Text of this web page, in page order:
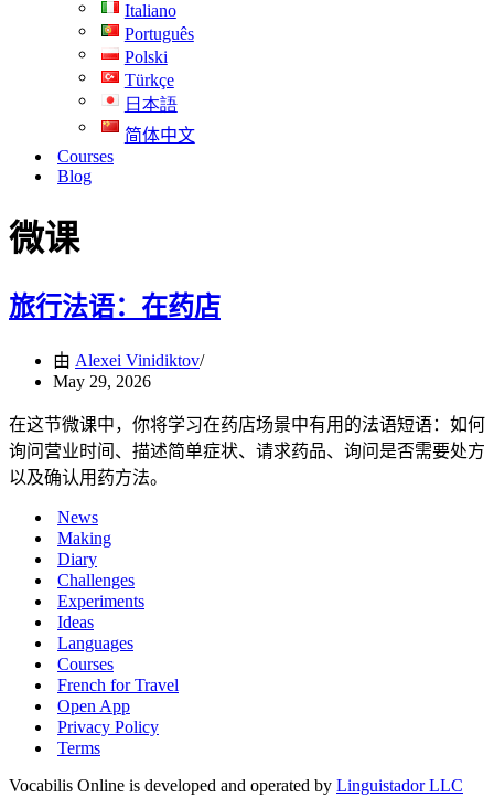
Italiano
Português
Polski
Türkçe
日本語
简体中文
Courses
Blog
微课
旅行法语：在药店
由 Alexei Vinidiktov
May 29, 2026
在这节微课中，你将学习在药店场景中有用的法语短语：如何
询问营业时间、描述简单症状、请求药品、询问是否需要处方
以及确认用药方法。
News
Making
Diary
Challenges
Experiments
Ideas
Languages
Courses
French for Travel
Open App
Privacy Policy
Terms
Vocabilis Online is developed and operated by Linguistador LLC